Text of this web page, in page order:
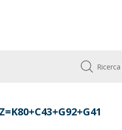
Ricerca